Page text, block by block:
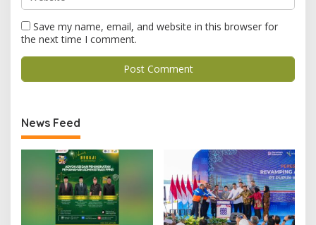
Save my name, email, and website in this browser for
the next time I comment.
News Feed